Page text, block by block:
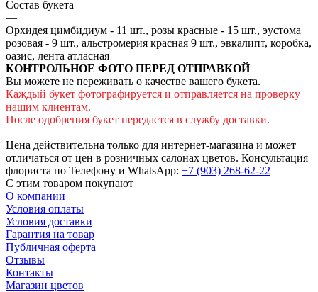
Состав букета
—
Орхидея цимбидиум - 11 шт., розы красные - 15 шт., эустома
розовая - 9 шт., альстромерия красная 9 шт., эвкалипт, коробка,
оазис, лента атласная
КОНТРОЛЬНОЕ ФОТО ПЕРЕД ОТПРАВКОЙ
Вы можете не переживать о качестве вашего букета.
Каждый букет фотографируется и отправляется на проверку
нашим клиентам.
После одобрения букет передается в службу доставки.
Цена действительна только для интернет-магазина и может
отличаться от цен в розничных салонах цветов. Консультация
флориста по Телефону и WhatsApp: +7 (903) 268-62-22
С этим товаром покупают
О компании
Условия оплаты
Условия доставки
Гарантия на товар
Публичная оферта
Отзывы
Контакты
Магазин цветов